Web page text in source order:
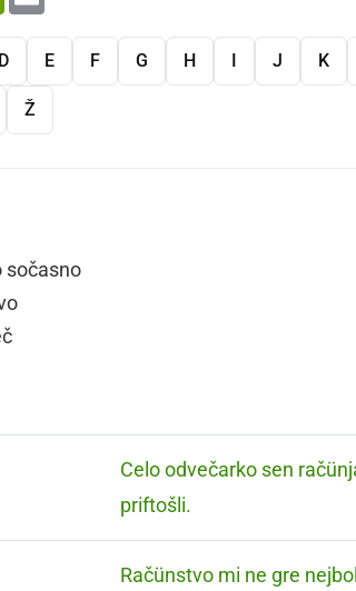
D E F G H I J K
Ž
sočasno
Celo odvečarko sen
priftošli.
Račünstvo mi ne gre